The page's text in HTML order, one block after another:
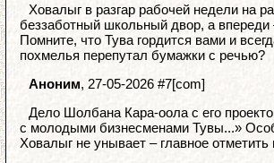
Ховалыг в разгар рабочей недели на
беззаботный школьный двор, а
Помните, что Тува гордится вами и
похмелья перепутал бумажки с речью?
Аноним, 27-05-2026 #7[com]
Дело Шолбана Кара-оола с его
с молодыми бизнесменами Тувы...»
Ховалыг не унывает – главное